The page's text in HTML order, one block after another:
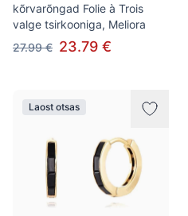
kõrvarõngad Folie à Trois
valge tsirkooniga, Meliora
27.99 € 23.79 €
Laost otsas